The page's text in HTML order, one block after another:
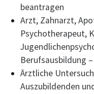
beantragen
Arzt, Zahnarzt,
Psychotherapeut,
Berufsausbildung
Ärztliche
Auszubildenden